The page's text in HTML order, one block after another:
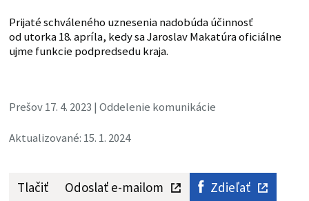
Prijaté schváleného uznesenia nadobúda účinnosť
od utorka 18. apríla, kedy sa Jaroslav Makatúra oficiálne
ujme funkcie podpredsedu kraja.
Prešov 17. 4. 2023 | Oddelenie komunikácie
Aktualizované: 15. 1. 2024
Tlačiť Odoslať e-mailom Zdieľať